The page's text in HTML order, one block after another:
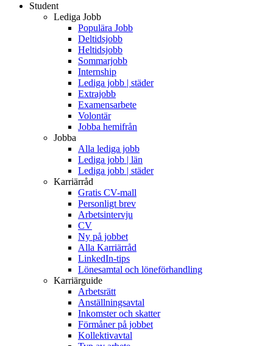
Student
Lediga Jobb
Populära Jobb
Deltidsjobb
Heltidsjobb
Sommarjobb
Internship
Lediga jobb | städer
Extrajobb
Examensarbete
Volontär
Jobba hemifrån
Jobba
Alla lediga jobb
Lediga jobb | län
Lediga jobb | städer
Karriärråd
Gratis CV-mall
Personligt brev
Arbetsintervju
CV
Ny på jobbet
Alla Karriärråd
LinkedIn-tips
Lönesamtal och löneförhandling
Karriärguide
Arbetsrätt
Anställningsavtal
Inkomster och skatter
Förmåner på jobbet
Kollektivavtal